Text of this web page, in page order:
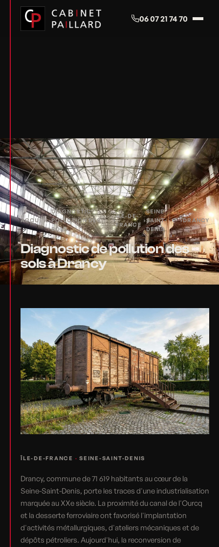
06 07 21 74 70
ACCUEIL›
DIAGNOSTIC
POLLUTION DES
SOLS
›
ÎLE-DE-
FRANCE
›
SEINE-
SAINT-
DENIS
›DRANCY
Diagnostic de pollution des
sols à Drancy
ÎLE-DE-FRANCE ·SEINE-SAINT-DENIS
Drancy, commune de 71 619 habitants au cœur de la
Seine-Saint-Denis, porte les traces d'une industrialisation
marquée au XXe siècle. La proximité du canal de l'Ourcq
et la desserte ferroviaire ont favorisé l'implantation
d'activités métallurgiques, d'ateliers mécaniques et de
dépôts pétroliers. Aujourd'hui, la reconversion de
Panneau de gestion des cookies